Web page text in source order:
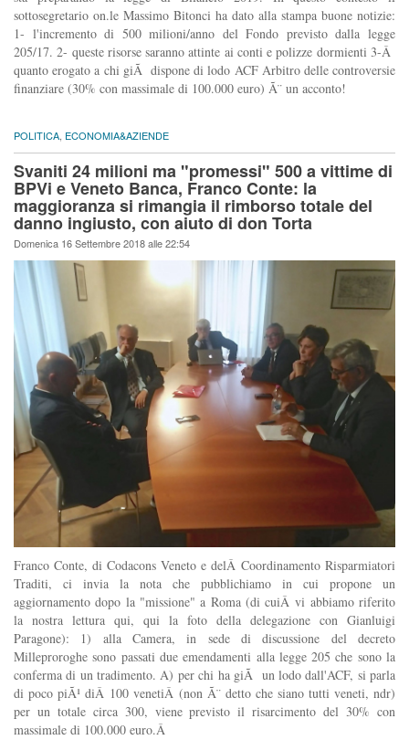
sottosegretario on.le Massimo Bitonci ha dato alla stampa buone notizie:
1- l'incremento di 500 milioni/anno del Fondo previsto dalla legge
205/17. 2- queste risorse saranno attinte ai conti e polizze dormienti 3-Â
quanto erogato a chi giÃ dispone di lodo ACF Arbitro delle controversie
finanziare (30% con massimale di 100.000 euro) Ã¨ un acconto!
POLITICA, ECONOMIA&AZIENDE
Svaniti 24 milioni ma "promessi" 500 a vittime di
BPVi e Veneto Banca, Franco Conte: la
maggioranza si rimangia il rimborso totale del
danno ingiusto, con aiuto di don Torta
Domenica 16 Settembre 2018 alle 22:54
Franco Conte, di Codacons Veneto e delÂ Coordinamento Risparmiatori
Traditi, ci invia la nota che pubblichiamo in cui propone un
aggiornamento dopo la "missione" a Roma (di cuiÂ vi abbiamo riferito
la nostra lettura qui, qui la foto della delegazione con Gianluigi
Paragone): 1) alla Camera, in sede di discussione del decreto
Milleproroghe sono passati due emendamenti alla legge 205 che sono la
conferma di un tradimento. A) per chi ha giÃ un lodo dall'ACF, si parla
di poco piÃ¹ diÂ 100 venetiÂ (non Ã¨ detto che siano tutti veneti, ndr)
per un totale circa 300, viene previsto il risarcimento del 30% con
massimale di 100.000 euro.Â